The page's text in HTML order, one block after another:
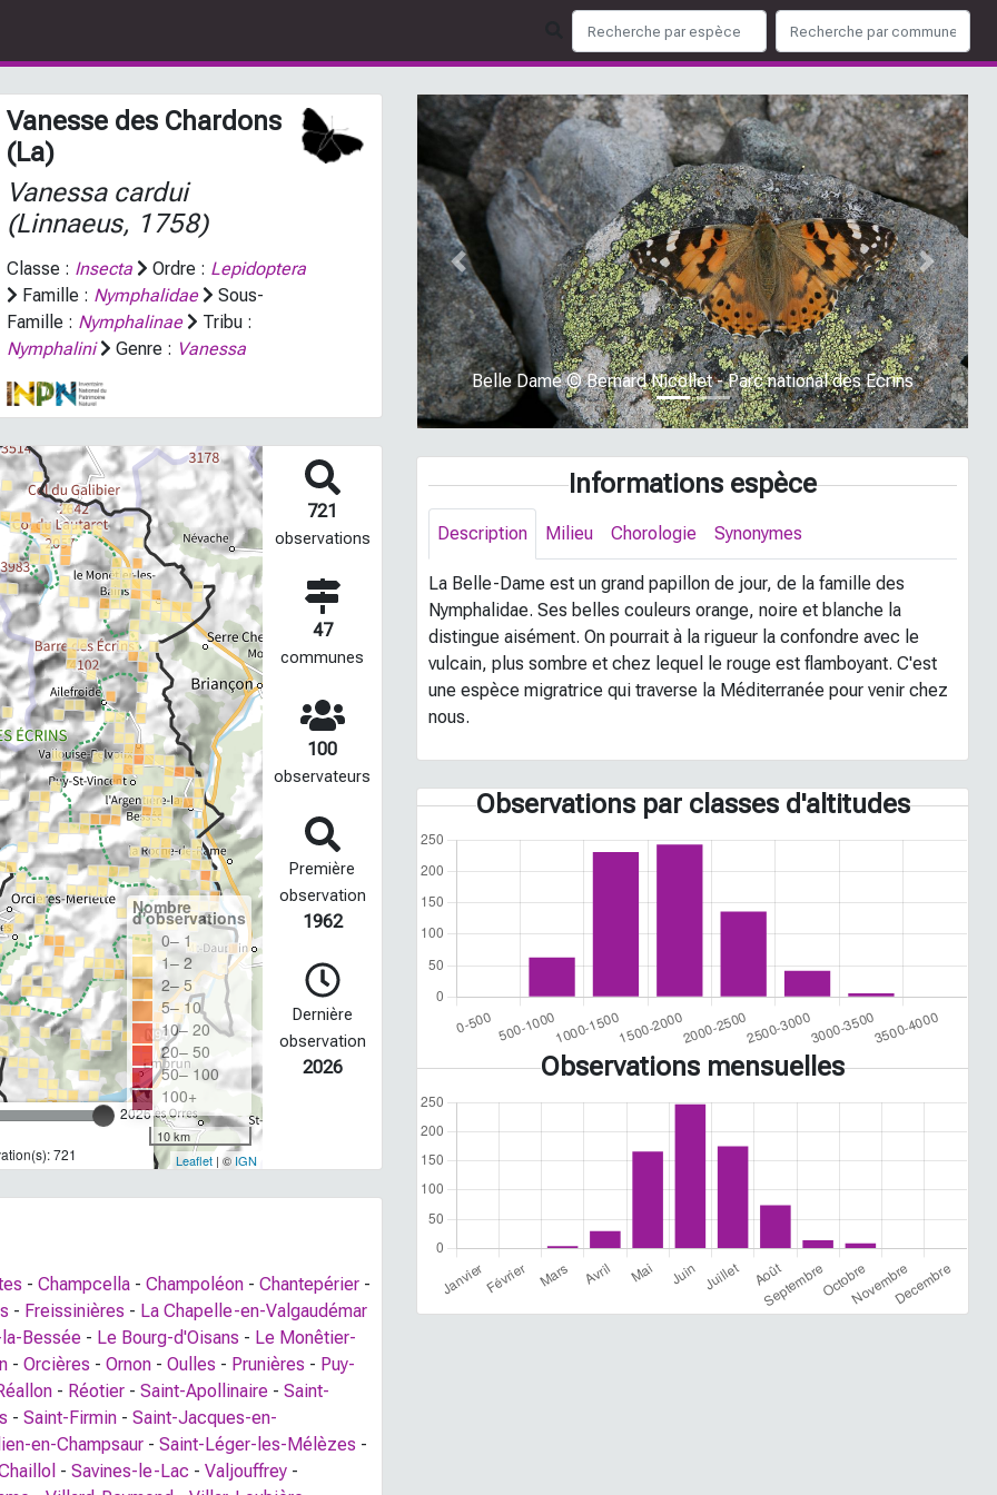
Vanesse des Chardons
(La)
Vanessa cardui
(Linnaeus, 1758)
Classe : Insecta Ordre : Lepidoptera
Famille : Nymphalidae
Sous-
Famille : Nymphalinae
Tribu :
Nymphalini
Genre : Vanessa
2026
721
Nombre
d'observations
0– 1
1– 2
2– 5
5– 10
10– 20
20– 50
50– 100
100+
10 km
Leaflet| © IGN
721
observations
47
communes
100
observateurs
Première
observation
1962
Dernière
observation
2026
- Champcella - Champoléon - Chantepérier -
- Freissinières - La Chapelle-en-Valgaudémar
Bessée - Le Bourg-d'Oisans - Le Monêtier-
- Orcières - Ornon - Oulles - Prunières - Puy-
- Réotier - Saint-Apollinaire - Saint-
- Saint-Firmin - Saint-Jacques-en-
en-Champsaur - Saint-Léger-les-Mélèzes -
- Savines-le-Lac - Valjouffrey -
Belle Dame © Bernard Nicollet - Parc national des Ecrins
Previous Next
Informations espèce
Description Milieu Chorologie Synonymes
La Belle-Dame est un grand papillon de jour, de la famille des
Nymphalidae. Ses belles couleurs orange, noire et blanche la
distingue aisément. On pourrait à la rigueur la confondre avec le
vulcain, plus sombre et chez lequel le rouge est flamboyant. C'est
une espèce migratrice qui traverse la Méditerranée pour venir chez
nous.
Observations par classes d'altitudes
Observations mensuelles